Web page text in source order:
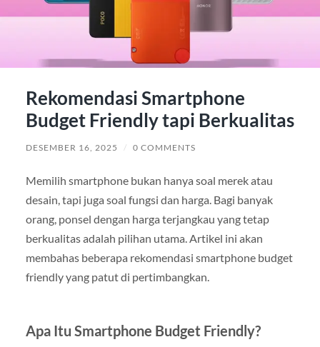
Rekomendasi Smartphone
Budget Friendly tapi Berkualitas
DESEMBER 16, 2025 / 0 COMMENTS
Memilih smartphone bukan hanya soal merek atau
desain, tapi juga soal fungsi dan harga. Bagi banyak
orang, ponsel dengan harga terjangkau yang tetap
berkualitas adalah pilihan utama. Artikel ini akan
membahas beberapa rekomendasi smartphone budget
friendly yang patut di pertimbangkan.
Apa Itu Smartphone Budget Friendly?